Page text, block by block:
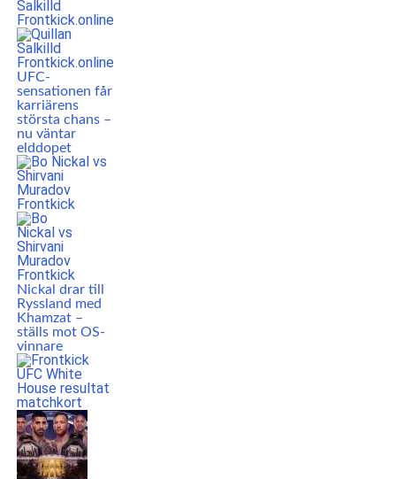
UFC-
sensationen får
karriärens
största chans –
nu väntar
elddopet
Nickal drar till
Ryssland med
Khamzat –
ställs mot OS-
vinnare